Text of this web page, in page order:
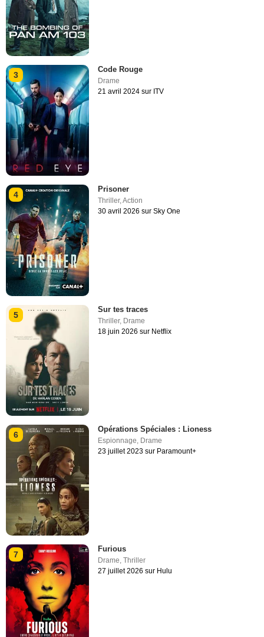
3
Code Rouge
Drame
21 avril 2024 sur ITV
4
Prisoner
Thriller,Action
30 avril 2026 sur Sky One
5
Sur tes traces
Thriller, Drame
18 juin 2026 sur Netflix
6
Opérations Spéciales : Lioness
Espionnage, Drame
23 juillet 2023 sur Paramount+
7
Furious
Drame,Thriller
27 juillet 2026 sur Hulu